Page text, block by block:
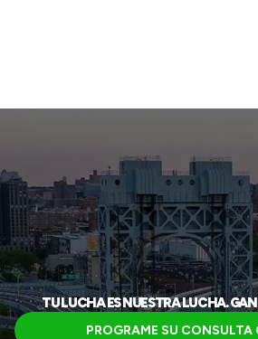
TU LUCHA ES NUESTRA LUCHA.
PROGRAME SU CONSULTA